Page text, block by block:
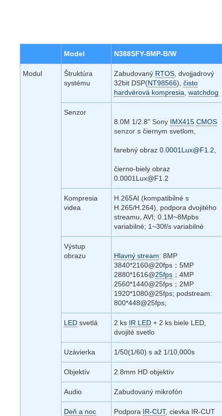
Model N388SFY-8MP-B/W
Modul
Štruktúra
systému
Zabudovaný RTOS , dvojjadrový
32bit DSP(NT98566), čisto
hardvérová kompresia watchdog
Senzor
8.0M 1/2.8" Sony IMX415 CMOS
senzor s čiernym svetlom,
farebný obraz 0.0001Lux@F1.2,
čierno-biely obraz
0.0001Lux@F1.2
Kompresia
videa
H.265AI (kompatibilné s
H.265/H.264), podpora dvojitého
streamu, AVI; 0.1M~8Mpbs
variabilné; 1~30f/s variabilné
Výstup
obrazu
Hlavný stream: 8MP
3840*2160@20fps；5MP
2880*1616@25fps ；4MP
2560*1440@25fps；2MP
1920*1080@25fps; podstream:
800*448@25fps;
LED svetlá 2 ks IR LED + 2 ks biele LED,
dvojité svetlo
Uzávierka 1/50(1/60) s až 1/10,000s
Objektív 2.8mm HD objektív
Audio Zabudovaný mikrofón
Deň a noc Podpora IR-CUT, cievka IR-CUT